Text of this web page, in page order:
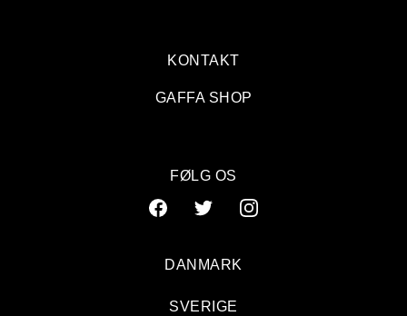
KONTAKT
GAFFA SHOP
FØLG OS
DANMARK
SVERIGE